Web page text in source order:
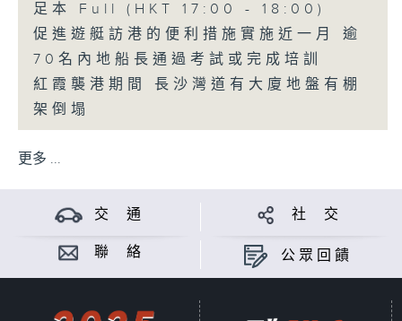
足本 Full (HKT 17:00 - 18:00)
促進遊艇訪港的便利措施實施近一月 逾
70名內地船長通過考試或完成培訓
紅霞襲港期間 長沙灣道有大廈地盤有棚
架倒塌
更多 ...
交 通 社 交
聯 絡 公眾回饋